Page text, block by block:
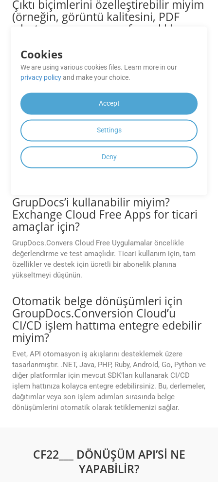
Çıktı biçimlerini özelleştirebilir miyim
(örneğin, görüntü kalitesini, PDF
sıkıştırmasını veya sayfa aralıklarını
Evet, API’ler PDF’ler için görüntü kalitesini ayarlama,
dönüştürme için sayfa aralıklarını belirtme ve sıkıştırma
düzeylerini ayarlama gibi gelişmiş özelleştirme seçenekleri
GrupDocs için mevcut herhangi bir
SDK var. Dönüşüm Bulut APIleri?
GroupDocs.Conversion Cloud, .NET, Java, Android, PHP,
Node.js, Python, Ruby, cURL ve Go gibi çeşitli programlama
dilleri için SDK’lar sunarak farklı geliştirme ortamlarına
GrupDocs’i kullanabilir miyim?
Exchange Cloud Free Apps for ticari
amaçlar için?
GrupDocs.Convers Cloud Free Uygulamalar öncelikle
değerlendirme ve test amaçlıdır. Ticari kullanım için, tam
özellikler ve destek için ücretli bir abonelik planına
yükseltmeyi düşünün.
Otomatik belge dönüşümleri için
GroupDocs.Conversion Cloud’u
CI/CD işlem hattıma entegre edebilir
miyim?
Evet, API otomasyon iş akışlarını desteklemek üzere
tasarlanmıştır. .NET, Java, PHP, Ruby, Android, Go, Python ve
diğer platformlar için mevcut SDK’ları kullanarak CI/CD
işlem hattınıza kolayca entegre edebilirsiniz. Bu, derlemeler,
dağıtımlar veya son işlem adımları sırasında belge
dönüşümlerini otomatik olarak tetiklemenizi sağlar.
CF22___ DÖNÜŞÜM API’SI NE
YAPABILIR?
Cookies
We are using various cookies files. Learn more in our
privacy policyand make your choice.
Accept
Settings
Deny